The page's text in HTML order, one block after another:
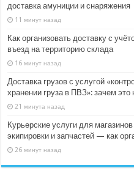
доставка амуниции и снаряжения
11 минут назад
Как организовать доставку с
въезд на территорию склада
16 минут назад
Доставка грузов с услугой
хранении груза в ПВЗ»: зачем это
21 минута назад
Курьерские услуги для
экипировки и запчастей — как
26 минут назад